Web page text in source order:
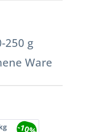
250 g
Ware